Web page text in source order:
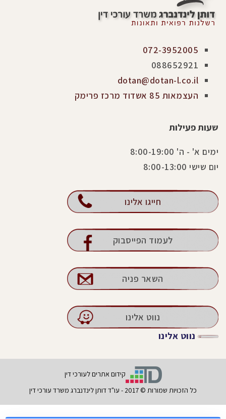
072-3952005
088652921
dotan@dotan-l.co.il
העצמאות 85 אשדוד מרכז פרימק
שעות פעילות
ימים א' - ה' 8:00-19:00
יום שישי 8:00-13:00
חייגו אלינו
לעמוד הפייסבוק
השאר פניה
נווט אלינו
נווט אלינו
קידום אתרים לעורכי דין
כל הזכויות שמורות © 2017 - עו"ד דותן לינדנברג משרד עורכי דין